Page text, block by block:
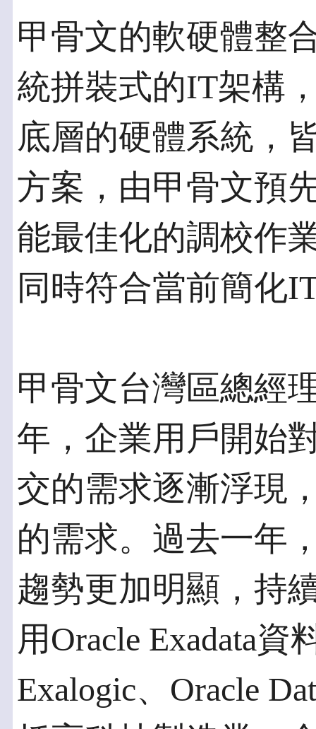
甲骨文的軟硬體整
統拼裝式的IT架構
底層的硬體系統，
方案，由甲骨文預
能最佳化的調校作
同時符合當前簡化
甲骨文台灣區總經
年，企業用戶開始
交的需求逐漸浮現
的需求。過去一年
趨勢更加明顯，持
用Oracle Exadata資
Exalogic、Oracle